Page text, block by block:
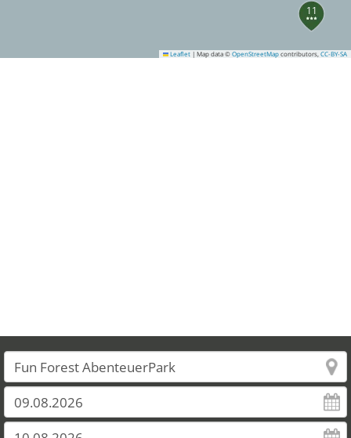
11
Leaflet | Map data © OpenStreetMap contributors, CC-BY-SA